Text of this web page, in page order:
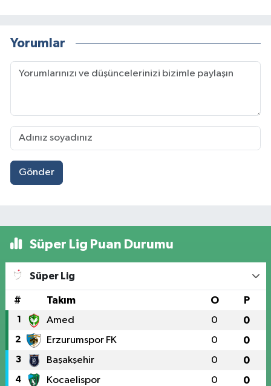
Yorumlar
Gönder
Süper Lig Puan Durumu
Süper Lig
# Takım O P
1 Amed 0 0
2 Erzurumspor FK 0 0
3 Başakşehir 0 0
4 Kocaelispor 0 0